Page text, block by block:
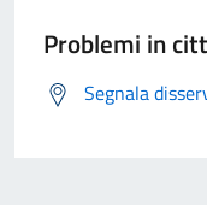
Problemi in
Segnala